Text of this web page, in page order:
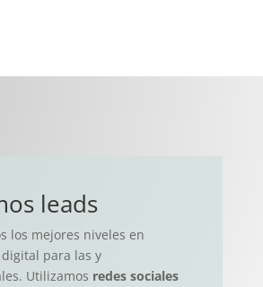
leads
los mejores niveles en
para las y
Utilizamos redes sociales